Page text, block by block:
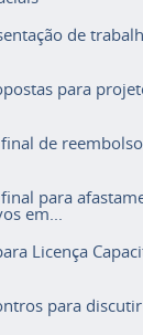
de
para
de
para
em...
Licença
para discutir